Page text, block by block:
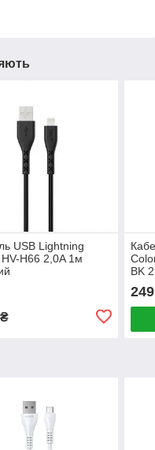
USB Lightning
H66 2,0A 1м
BK
249